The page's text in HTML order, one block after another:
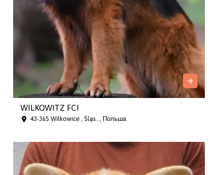
WILKOWITZ FCI
43-365 Wilkowice , Śląs..., Польша